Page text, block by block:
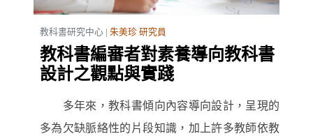
教科書研究中心 | 朱美珍 研究員
教科書編審者對素養導向教科書
設計之觀點與實踐
多年來，教科書傾向內容導向設計，呈現的
多為欠缺脈絡性的片段知識，加上許多教師依教